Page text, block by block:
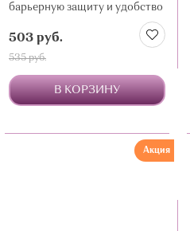
барьерную защиту и удобство
503 руб.
535 руб.
В КОРЗИНУ
Акция